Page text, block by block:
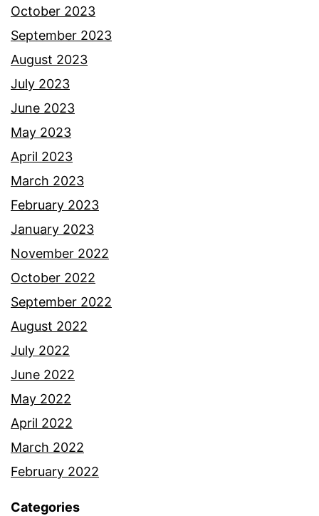
October 2023
September 2023
August 2023
July 2023
June 2023
May 2023
April 2023
March 2023
February 2023
January 2023
November 2022
October 2022
September 2022
August 2022
July 2022
June 2022
May 2022
April 2022
March 2022
February 2022
Categories